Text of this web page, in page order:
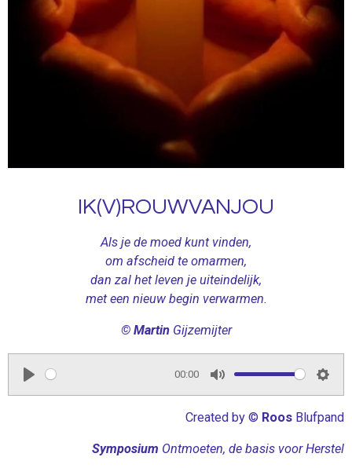
IK(V)ROUWVANJOU
Als je de moed kunt vinden,
om afscheid te omarmen,
dan zal het leven je uiteindelijk,
met een nieuw begin verwarmen.
© MartinGijzemijter
P
00:00
M
u
e
S
e
t
Created by © Roos Blufpand
Symposium Ontmoeten, de basis voor Herstel